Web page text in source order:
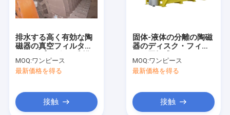
排水する高く有効な陶
磁器の真空フィルター
の濃縮物
MOQ:ワンピース
最新価格を得る
接触
固体-液体の分離の陶磁
器のディスク・フィル
ィルター容易な操作
MOQ:ワンピース
最新価格を得る
接触